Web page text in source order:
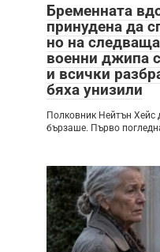
Бременната
принудена да
но на
военни джипа
и всички
бяха унизили
Полковник Нейтън Хейс
бързаше. Първо